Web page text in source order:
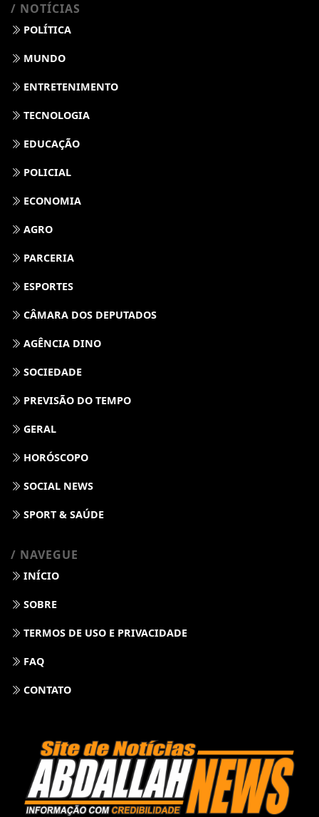
/ NOTÍCIAS
POLÍTICA
MUNDO
ENTRETENIMENTO
TECNOLOGIA
EDUCAÇÃO
POLICIAL
ECONOMIA
AGRO
PARCERIA
ESPORTES
CÂMARA DOS DEPUTADOS
AGÊNCIA DINO
SOCIEDADE
PREVISÃO DO TEMPO
GERAL
HORÓSCOPO
SOCIAL NEWS
SPORT & SAÚDE
/ NAVEGUE
INÍCIO
SOBRE
TERMOS DE USO E PRIVACIDADE
FAQ
CONTATO
Termos de Uso e Privacidade
Esse site utiliza cookies para melhorar sua
experiência de navegação. Ao continuar o acesso,